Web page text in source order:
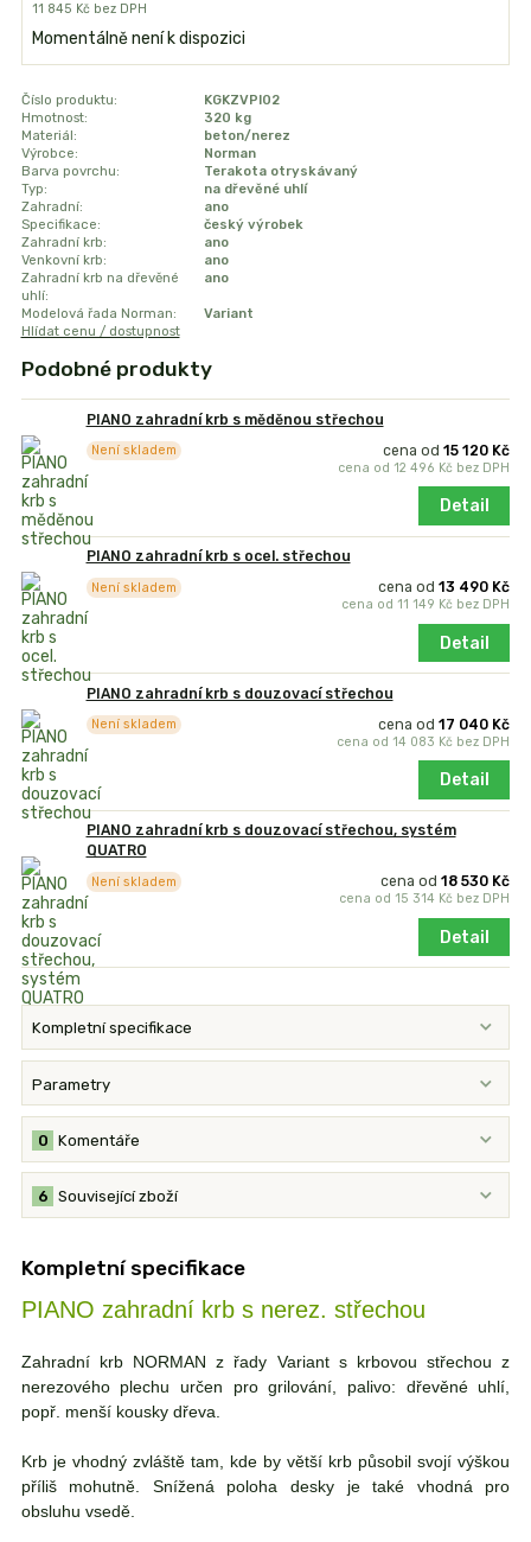
11 845 Kč bez DPH
Momentálně není k dispozici
Číslo produktu:
KGKZVPI02
Hmotnost:
320 kg
Materiál:
beton/nerez
Výrobce:
Norman
Barva povrchu:
Terakota otryskávaný
Typ:
na dřevěné uhlí
Zahradní:
ano
Specifikace:
český výrobek
Zahradní krb:
ano
Venkovní krb:
ano
Zahradní krb na dřevěné
uhlí:
ano
Modelová řada Norman:
Variant
Hlídat cenu / dostupnost
Podobné produkty
PIANO zahradní krb s měděnou střechou
cena od15 120 Kč
cena od12 496 Kč bez DPH
Není skladem
Detail
PIANO zahradní krb s ocel. střechou
cena od13 490 Kč
cena od11 149 Kč bez DPH
Není skladem
Detail
PIANO zahradní krb s douzovací střechou
cena od17 040 Kč
cena od14 083 Kč bez DPH
Není skladem
Detail
PIANO zahradní krb s douzovací střechou, systém
QUATRO
cena od18 530 Kč
cena od15 314 Kč bez DPH
Není skladem
Detail
Kompletní specifikace
Parametry
Komentáře
0
Související zboží
6
Kompletní specifikace
PIANO zahradní krb s nerez. střechou
Zahradní krb NORMAN z řady Variant s krbovou střechou z
nerezového plechu určen pro grilování, palivo: dřevěné uhlí,
popř. menší kousky dřeva.
Krb je vhodný zvláště tam, kde by větší krb působil svojí výškou
příliš mohutně. Snížená poloha desky je také vhodná pro
obsluhu vsedě.